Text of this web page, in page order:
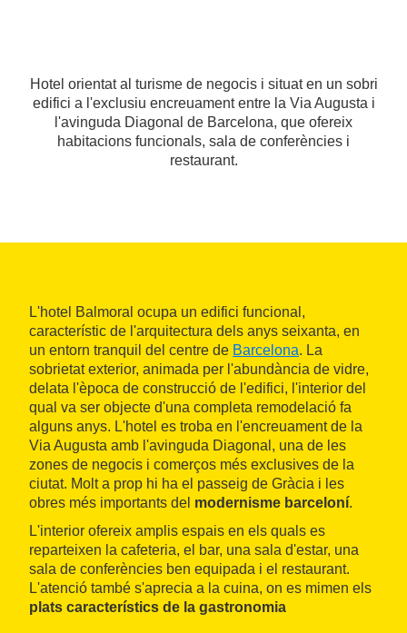
Hotel orientat al turisme de negocis i situat en un sobri
edifici a l'exclusiu encreuament entre la Via Augusta i
l'avinguda Diagonal de Barcelona, que ofereix
habitacions funcionals, sala de conferències i
restaurant.
L'hotel Balmoral ocupa un edifici funcional,
característic de l'arquitectura dels anys seixanta, en
un entorn tranquil del centre de Barcelona. La
sobrietat exterior, animada per l'abundància de vidre,
delata l'època de construcció de l'edifici, l'interior del
qual va ser objecte d'una completa remodelació fa
alguns anys. L'hotel es troba en l'encreuament de la
Via Augusta amb l'avinguda Diagonal, una de les
zones de negocis i comerços més exclusives de la
ciutat. Molt a prop hi ha el passeig de Gràcia i les
obres més importants del modernisme barceloní.
L'interior ofereix amplis espais en els quals es
reparteixen la cafeteria, el bar, una sala d'estar, una
sala de conferències ben equipada i el restaurant.
L'atenció també s'aprecia a la cuina, on es mimen els
plats característics de la gastronomia